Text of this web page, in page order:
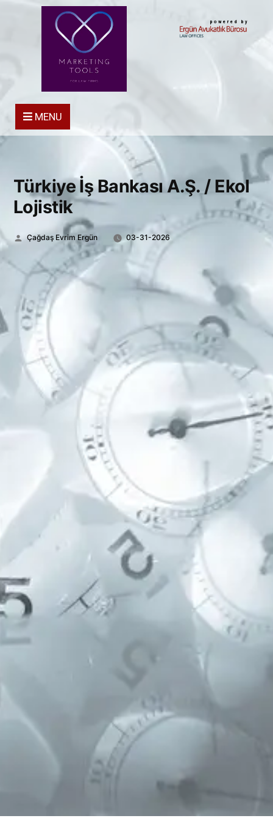
powered by
MENU
Türkiye İş Bankası A.Ş. / Ekol
Lojistik
Posted
Çağdaş Evrim Ergün 03-31-2026